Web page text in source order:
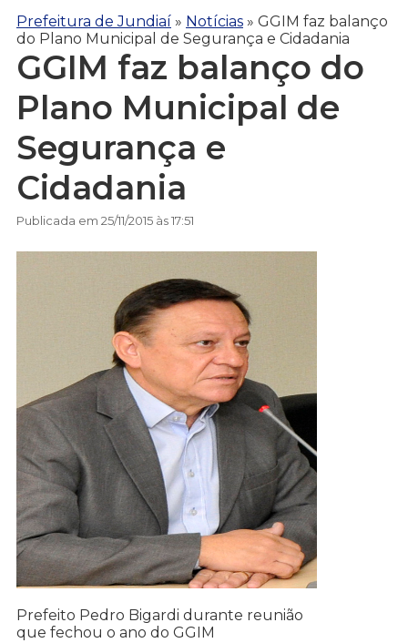
Prefeitura de Jundiaí » Notícias » GGIM faz balanço
do Plano Municipal de Segurança e Cidadania
GGIM faz balanço do
Plano Municipal de
Segurança e
Cidadania
Publicada em 25/11/2015 às 17:51
Prefeito Pedro Bigardi durante reunião
que fechou o ano do GGIM